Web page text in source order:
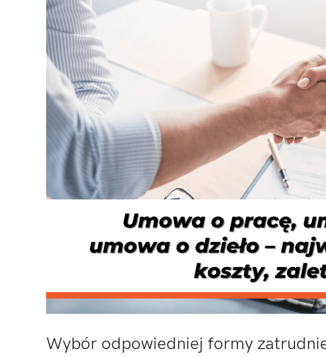
Wybór odpowiedniej formy